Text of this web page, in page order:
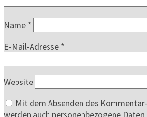
Name *
E-Mail-Adresse *
Website
Mit dem Absenden des
werden auch personenbezogene